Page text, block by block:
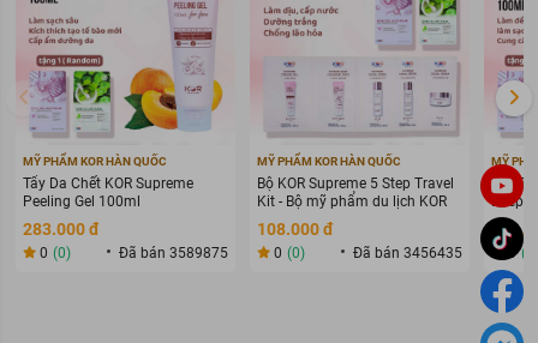
MỸ PHẨM KOR HÀN QUỐC
Tẩy Da Chết KOR Supreme
Peeling Gel 100ml
283.000 đ
0 (0) Đã bán 3589875
MỸ PHẨM KOR HÀN QUỐC
Bộ KOR Supreme 5 Step Travel
Kit - Bộ mỹ phẩm du lịch KOR
108.000 đ
0 (0) Đã bán 3456435
MỸ
Sữa
Deep
0 (0)